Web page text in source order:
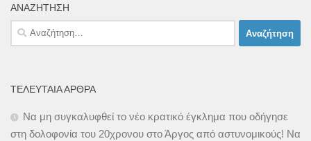
ΑΝΑΖΉΤΗΣΗ
Αναζήτηση
για:
ΤΕΛΕΥΤΑΊΑ ΆΡΘΡΑ
Να μη συγκαλυφθεί το νέο κρατικό έγκλημα που οδήγησε
στη δολοφονία του 20χρονου στο Άργος από αστυνομικούς! Να